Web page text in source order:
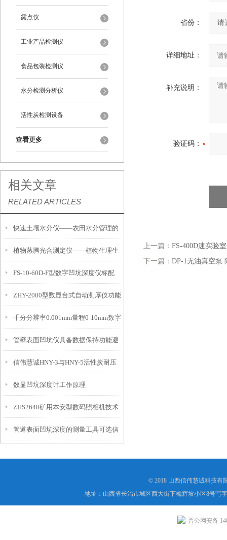
露点仪
工业产品检测仪
食品包装检测仪
水分检测分析仪
活性炭检测设备
查看更多
相关文章
RELATED ARTICLES
快速土壤水分仪——农田水分管理的
便携式检测工具
植物蒸腾光合测定仪——植物生理生
态的实时监测设备
FS-10-60D-F型数字凹坑深度仪标配
IP54级表头分辨率0.01mm量程
10mm！
ZHY-2000型数显台式自动测厚仪功能
特点
千分分辨率0.001mm量程0-10mm数字
埋头度仪技术参数！
管壁表面凹坑仪具备数据保持功能避
免测试过程中测针移动导致数据变动
信伟慧诚HNY-3与HNY-5活性炭耐压
强度测定仪技术参数！
数显凹坑深度计工作原理
ZHS2640矿用本安型数码照相机技术
参数！
管道表面凹坑深度的测量工具可选信
省份：
详细地址：
补充说明：
验证码：
上一篇： FS-400D速实验
下一篇： DP-1无油真空泵
© 2018 山西信伟慧诚科技有
地址：山西省长治市城区西大街下梅辉坡小区8号写
晋公网安备